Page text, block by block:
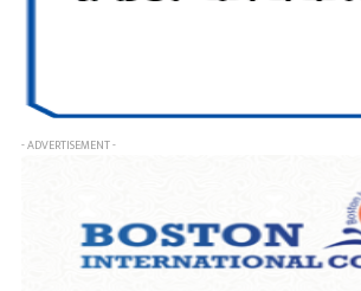
- ADVERTISEMENT -